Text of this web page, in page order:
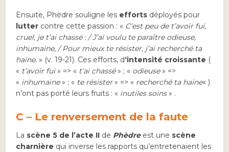
Ensuite, Phèdre souligne les efforts déployés pour
lutter contre cette passion : « C’est peu de t’avoir fui,
cruel, je t’ai chassé : / J’ai voulu te paraître odieuse,
inhumaine, / Pour mieux te résister, j’ai recherché ta
haine. » (v. 19-21). Ces efforts, d‘intensité croissante (
« t’avoir fui» => « t’ai chassé» ; « odieuse» =>
« inhumaine» ; « te résister» => « recherché ta haine« )
n’ont pas porté leurs fruits : « inutiles soins» .
C – Le renversement de la faute
La scène 5 de l’acte II de Phèdreest une scène
charnière qui inverse les rapports qu’entretenaient les